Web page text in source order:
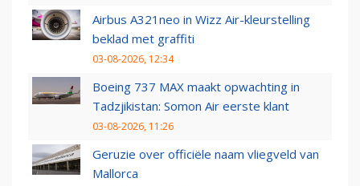
Airbus A321neo in Wizz Air-kleurstelling
beklad met graffiti
03-08-2026, 12:34
Boeing 737 MAX maakt opwachting in
Tadzjikistan: Somon Air eerste klant
03-08-2026, 11:26
Geruzie over officiële naam vliegveld van
Mallorca